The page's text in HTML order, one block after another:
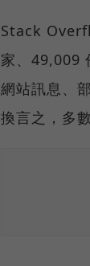
Stack
家、49,009
網站訊息、
換言之，多